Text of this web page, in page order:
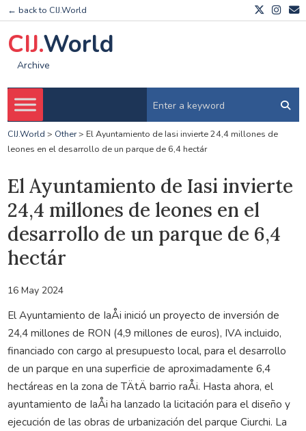
← back to CIJ.World
CIJ.World
Archive
CIJ.World > Other> El Ayuntamiento de Iasi invierte 24,4 millones de
leones en el desarrollo de un parque de 6,4 hectár
El Ayuntamiento de Iasi invierte
24,4 millones de leones en el
desarrollo de un parque de 6,4
hectár
16 May 2024
El Ayuntamiento de IaÅi inició un proyecto de inversión de
24,4 millones de RON (4,9 millones de euros), IVA incluido,
financiado con cargo al presupuesto local, para el desarrollo
de un parque en una superficie de aproximadamente 6,4
hectáreas en la zona de TÄtÄ barrio raÅi. Hasta ahora, el
ayuntamiento de IaÅi ha lanzado la licitación para el diseño y
ejecución de las obras de urbanización del parque Ciurchi. La